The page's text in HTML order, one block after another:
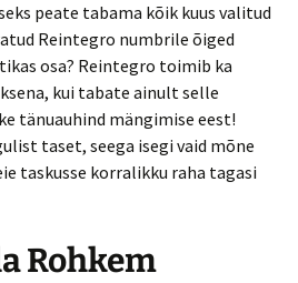
peate tabama kõik kuus valitud
Reintegro numbrile õiged
osa? Reintegro toimib ka
kui tabate ainult selle
tänuauhind mängimise eest!
taset, seega isegi vaid mõne
taskusse korralikku raha tagasi
Rohkem